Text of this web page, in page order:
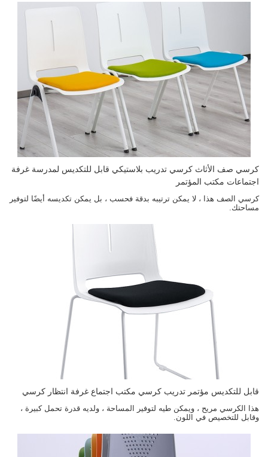
كرسي صف الأثاث كرسي تدريب بلاستيكي قابل للتكديس لمدرسة غرفة
اجتماعات مكتب المؤتمر
كرسي الصف هذا ، لا يمكن ترتيبه بدقة فحسب ، بل يمكن تكديسه أيضًا لتوفير
مساحتك.
قابل للتكديس مؤتمر تدريب كرسي مكتب اجتماع غرفة انتظار كرسي
هذا الكرسي مريح ، ويمكن طيه لتوفير المساحة ، ولديه قدرة تحمل كبيرة ،
وقابل للتخصيص في اللون.